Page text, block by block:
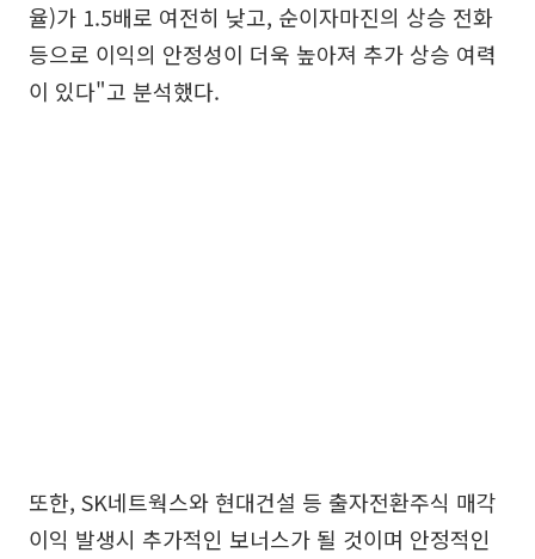
율)가 1.5배로 여전히 낮고, 순이자마진의 상승 전화
등으로 이익의 안정성이 더욱 높아져 추가 상승 여력
이 있다"고 분석했다.
또한, SK네트웍스와 현대건설 등 출자전환주식 매각
이익 발생시 추가적인 보너스가 될 것이며 안정적인